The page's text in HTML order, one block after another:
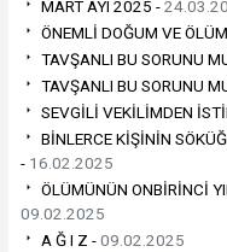
MART AYI 2025 -
ÖNEMLİ DOĞUM VE
TAVŞANLI BU SORUNU
TAVŞANLI BU SORUNU
SEVGİLİ VEKİLİMDEN
BİNLERCE KİŞİNİN
- 16.02.2025
ÖLÜMÜNÜN ONBİRİNCİ
09.02.2025
A Ğ I Z -09.02.2025